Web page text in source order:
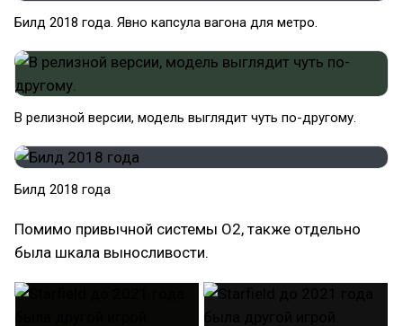
Билд 2018 года. Явно капсула вагона для метро.
В релизной версии, модель выглядит чуть по-другому.
Билд 2018 года
Помимо привычной системы O2, также отдельно
была шкала выносливости.